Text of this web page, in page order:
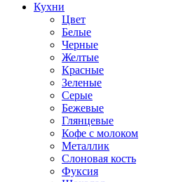
Кухни
Цвет
Белые
Черные
Желтые
Красные
Зеленые
Серые
Бежевые
Глянцевые
Кофе с молоком
Металлик
Слоновая кость
Фуксия